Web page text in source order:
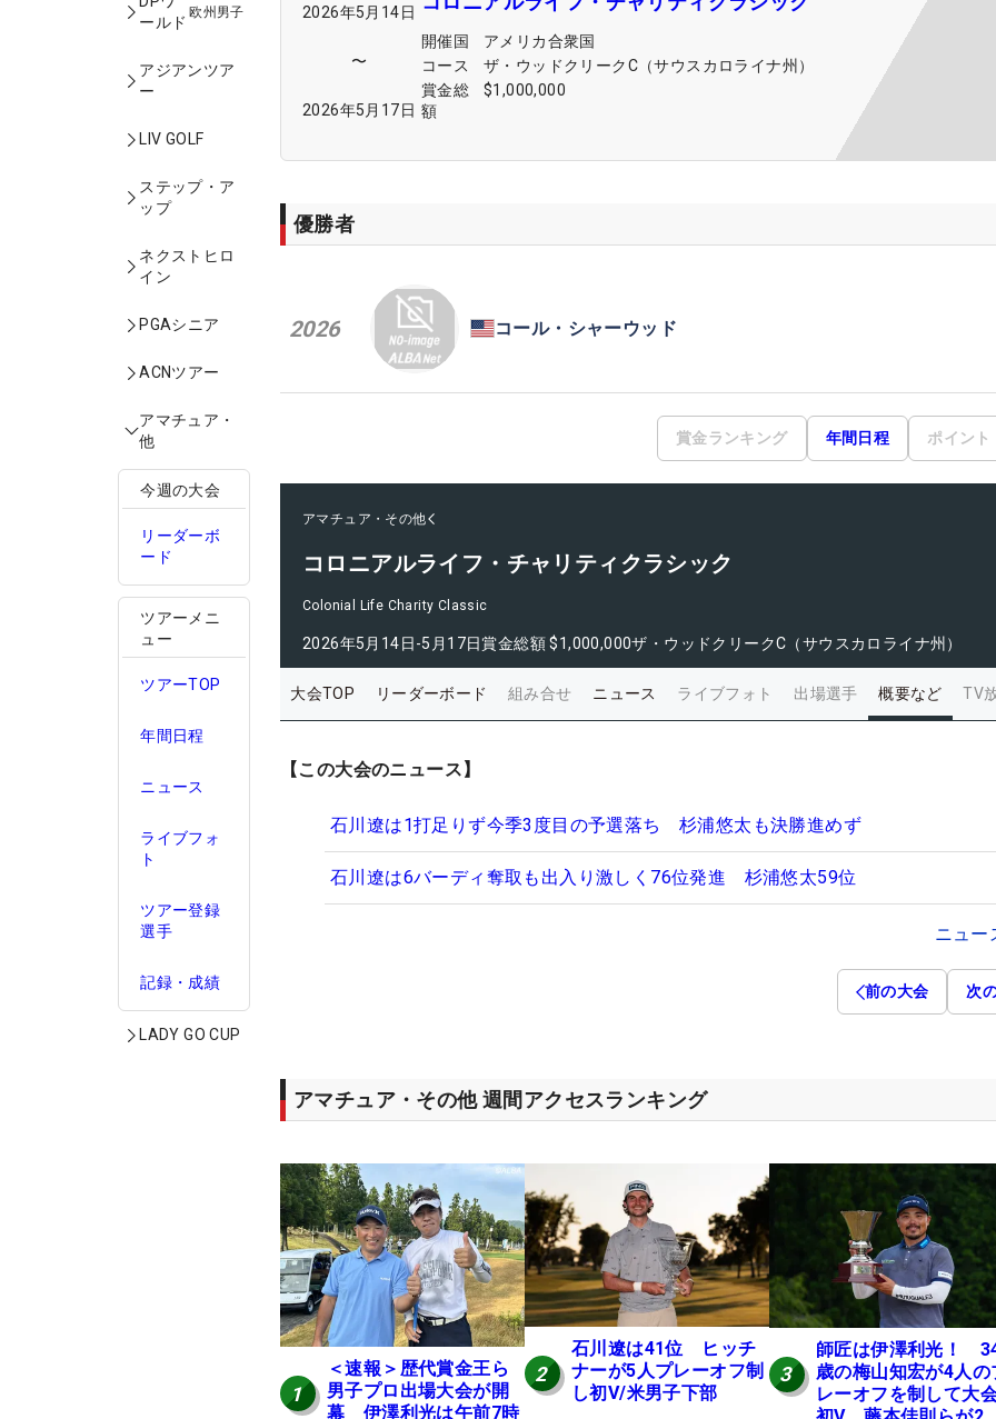
ールド
欧州男子
アジアンツア
ー
LIV GOLF
ステップ・ア
ップ
ネクストヒロ
イン
PGAシニア
ACNツアー
アマチュア・
他
今週の大会
リーダーボ
ード
ツアーメニ
ュー
ツアーTOP
年間日程
ニュース
ライブフォ
ト
ツアー登録
選手
記録・成績
LADY GO CUP
2026年5月14日
〜
2026年5月17日
開催国
アメリカ合衆国
コース
ザ・ウッドクリークC（サウスカロライナ州）
賞金総
額
$1,000,000
優勝者
2026 コール・シャーウッド
賞金ランキング 年間日程 ポイント
アマチュア・その他
コロニアルライフ・チャリティクラシック
Colonial Life Charity Classic
2026年5月14日-5月17日賞金総額 $1,000,000ザ・ウッドクリークC（サウスカロライナ州）
大会TOP リーダーボード 組み合せ ニュース ライブフォト 出場選手 概要など TV
【この大会のニュース】
石川遼は1打足りず今季3度目の予選落ち 杉浦悠太も決勝進めず
石川遼は6バーディ奪取も出入り激しく76位発進 杉浦悠太59位
ニュー
前の大会 次
アマチュア・その他 週間アクセスランキング
1
＜速報＞歴代賞金王ら
男子プロ出場大会が開
幕 伊澤利光は午前7時
2
石川遼は41位 ヒッチ
ナーが5人プレーオフ制
し初V/米男子下部
3
師匠は伊澤利光！
歳の梅山知宏が4人の
レーオフを制して大